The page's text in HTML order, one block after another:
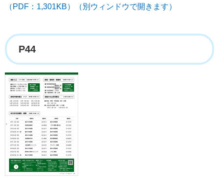
（PDF：1,301KB）（別ウィンドウで開きます）
P44